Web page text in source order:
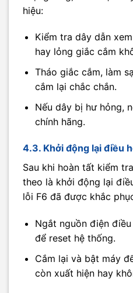
hiệu:
Kiểm tra dây dẫn
hay lỏng giắc cắm
Tháo giắc cắm, làm
cắm lại chắc chắn.
Nếu dây bị hư hỏng,
chính hãng.
4.3. Khởi động lại điều
Sau khi hoàn tất kiểm
theo là khởi động lại
lỗi F6 đã được khắc
Ngắt nguồn điện
để reset hệ thống.
Cắm lại và bật máy
còn xuất hiện hay